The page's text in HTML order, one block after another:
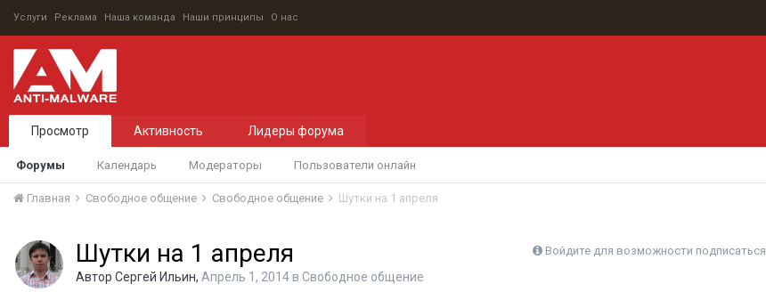
Услуги Реклама Наша команда Наши принципы О нас
Просмотр
Форумы Календарь Модераторы Пользователи онлайн
Активность Лидеры форума
Главная Свободное общение Свободное общение Шутки на 1 апреля
Войдите для возможности подписаться
Шутки на 1 апреля
Автор Сергей Ильин, Апрель 1, 2014в Свободное общение